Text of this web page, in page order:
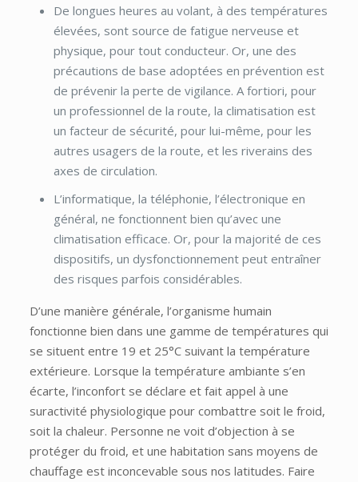
De longues heures au volant, à des températures
élevées, sont source de fatigue nerveuse et
physique, pour tout conducteur. Or, une des
précautions de base adoptées en prévention est
de prévenir la perte de vigilance. A fortiori, pour
un professionnel de la route, la climatisation est
un facteur de sécurité, pour lui-même, pour les
autres usagers de la route, et les riverains des
axes de circulation.
L’informatique, la téléphonie, l’électronique en
général, ne fonctionnent bien qu’avec une
climatisation efficace. Or, pour la majorité de ces
dispositifs, un dysfonctionnement peut entraîner
des risques parfois considérables.
D’une manière générale, l’organisme humain
fonctionne bien dans une gamme de températures qui
se situent entre 19 et 25°C suivant la température
extérieure. Lorsque la température ambiante s’en
écarte, l’inconfort se déclare et fait appel à une
suractivité physiologique pour combattre soit le froid,
soit la chaleur. Personne ne voit d’objection à se
protéger du froid, et une habitation sans moyens de
chauffage est inconcevable sous nos latitudes. Faire